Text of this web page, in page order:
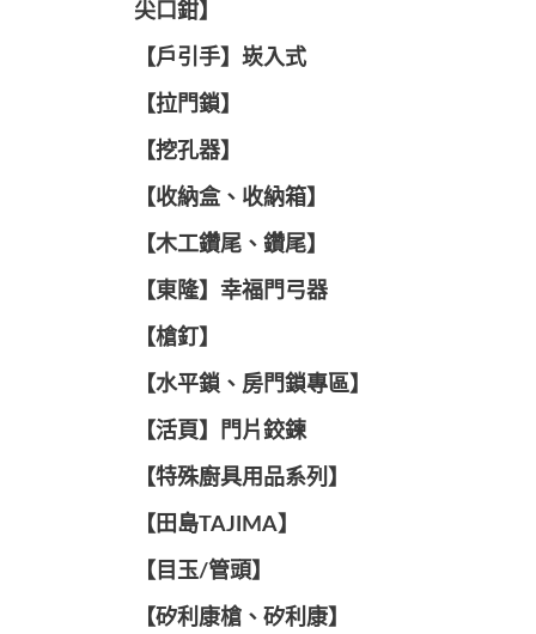
尖口鉗】
【戶引手】崁入式
【拉門鎖】
【挖孔器】
【收納盒、收納箱】
【木工鑽尾、鑽尾】
【東隆】幸福門弓器
【槍釘】
【水平鎖、房門鎖專區】
【活頁】門片鉸鍊
【特殊廚具用品系列】
【田島TAJIMA】
【目玉/管頭】
【矽利康槍、矽利康】